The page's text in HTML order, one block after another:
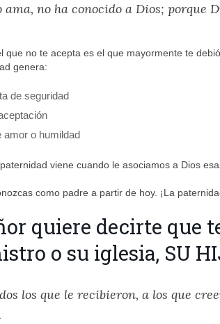
ama, no ha conocido a Dios; porque
que no te acepta es el que mayormente te
genera:
de seguridad
amor o humildad
viene cuando le asociamos a Dios
como padre a partir de hoy. ¡La
quiere decirte que
o su iglesia, SU
los que le recibieron, a los que